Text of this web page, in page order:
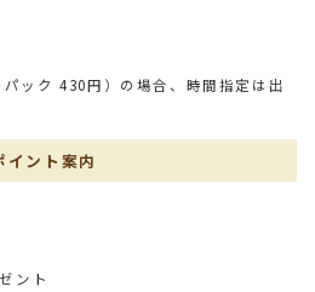
ック 430円）の場合、時間指定は出
イント案内
ント